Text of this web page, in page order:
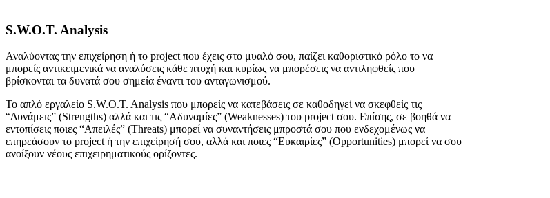
S.W.O.T. Analysis
Αναλύοντας την επιχείρηση ή το project που έχεις στο μυαλό σου, παίζει καθοριστικό ρόλο το να
μπορείς αντικειμενικά να αναλύσεις κάθε πτυχή και κυρίως να μπορέσεις να αντιληφθείς που
βρίσκονται τα δυνατά σου σημεία έναντι του ανταγωνισμού.
Το απλό εργαλείο S.W.O.T. Analysis που μπορείς να κατεβάσεις σε καθοδηγεί να σκεφθείς τις
“Δυνάμεις” (Strengths) αλλά και τις “Αδυναμίες” (Weaknesses) του project σου. Επίσης, σε βοηθά να
εντοπίσεις ποιες “Απειλές” (Threats) μπορεί να συναντήσεις μπροστά σου που ενδεχομένως να
επηρεάσουν το project ή την επιχείρησή σου, αλλά και ποιες “Ευκαιρίες” (Opportunities) μπορεί να σου
ανοίξουν νέους επιχειρηματικούς ορίζοντες.